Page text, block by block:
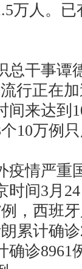
万人。
干事谭德
行正在
间来达到
10万例
情严重国
时间3月
，西班
累计确
确诊8961